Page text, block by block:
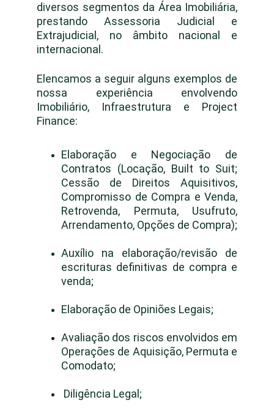
diversos segmentos da Área Imobiliária,
prestando Assessoria Judicial e
Extrajudicial, no âmbito nacional e
internacional.
Elencamos a seguir alguns exemplos de
nossa experiência envolvendo
Imobiliário, Infraestrutura e Project
Finance:
Elaboração e Negociação de
Contratos (Locação, Built to Suit;
Cessão de Direitos Aquisitivos,
Compromisso de Compra e Venda,
Retrovenda, Permuta, Usufruto,
Arrendamento, Opções de Compra);
Auxílio na elaboração/revisão de
escrituras definitivas de compra e
venda;
Elaboração de Opiniões Legais;
Avaliação dos riscos envolvidos em
Operações de Aquisição, Permuta e
Comodato;
Diligência Legal;